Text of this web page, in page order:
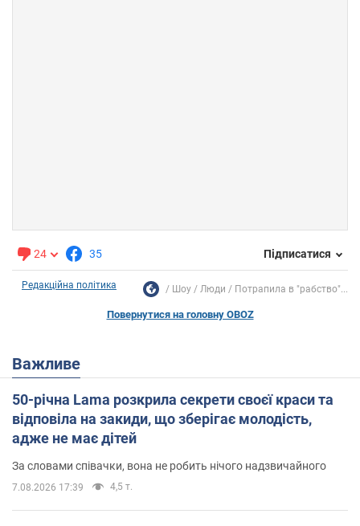
24 35 Підписатися
Редакційна політика Шоу Люди Потрапила в "рабство"...
Повернутися на головну OBOZ
Важливе
50-річна Lama розкрила секрети своєї краси та
відповіла на закиди, що зберігає молодість,
адже не має дітей
За словами співачки, вона не робить нічого надзвичайного
7.08.2026 17:39 4,5 т.